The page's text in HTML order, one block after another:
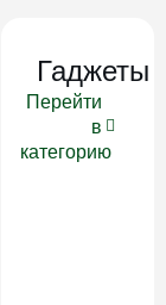
Гаджеты
Перейти
в
категорию